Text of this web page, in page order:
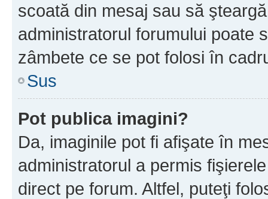
scoată din mesaj sau să
administratorul forumului poate
zâmbete ce se pot folosi în
Sus
Pot publica imagini?
Da, imaginile pot fi afişate în
administratorul a permis
direct pe forum. Altfel, puteţi